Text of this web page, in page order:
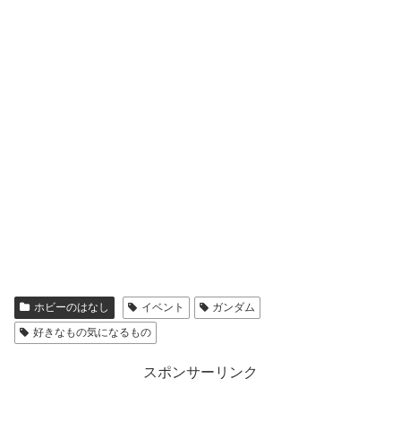
ホビーのはなし イベント
ガンダム
好きなもの気になるもの
スポンサーリンク